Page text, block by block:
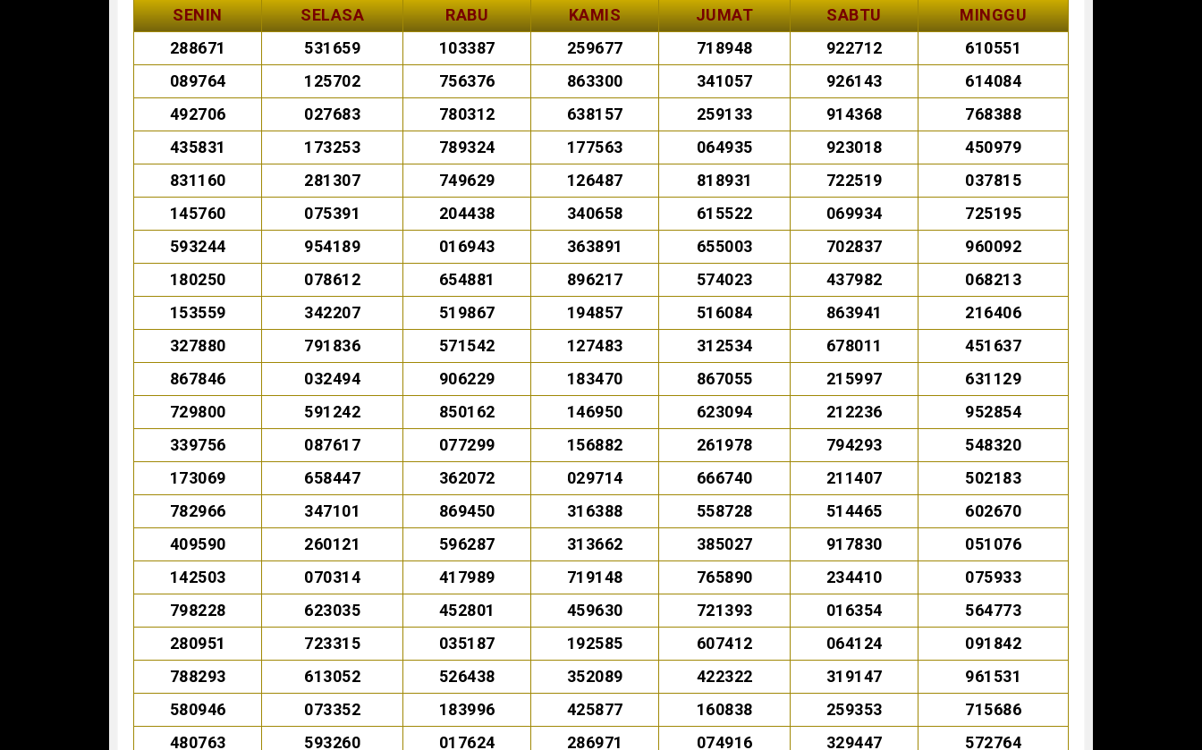
SENIN
SELASA RABU KAMIS JUMAT SABTU
MINGGU
288671
531659 103387 259677 718948 922712
610551
089764
125702 756376 863300 341057 926143
614084
492706
027683 780312 638157 259133 914368
768388
435831
173253 789324 177563 064935 923018
450979
831160
281307 749629 126487 818931 722519
037815
145760
075391 204438 340658 615522 069934
725195
593244
954189 016943 363891 655003 702837
960092
180250
078612 654881 896217 574023 437982
068213
153559
342207 519867 194857 516084 863941
216406
327880
791836 571542 127483 312534 678011
451637
867846
032494 906229 183470 867055 215997
631129
729800
591242 850162 146950 623094 212236
952854
339756
087617 077299 156882 261978 794293
548320
173069
658447 362072 029714 666740 211407
502183
782966
347101 869450 316388 558728 514465
602670
409590
260121 596287 313662 385027 917830
051076
142503
070314 417989 719148 765890 234410
075933
798228
623035 452801 459630 721393 016354
564773
280951
723315 035187 192585 607412 064124
091842
788293
613052 526438 352089 422322 319147
961531
580946
073352 183996 425877 160838 259353
715686
480763
593260 017624 286971 074916 329447 572764